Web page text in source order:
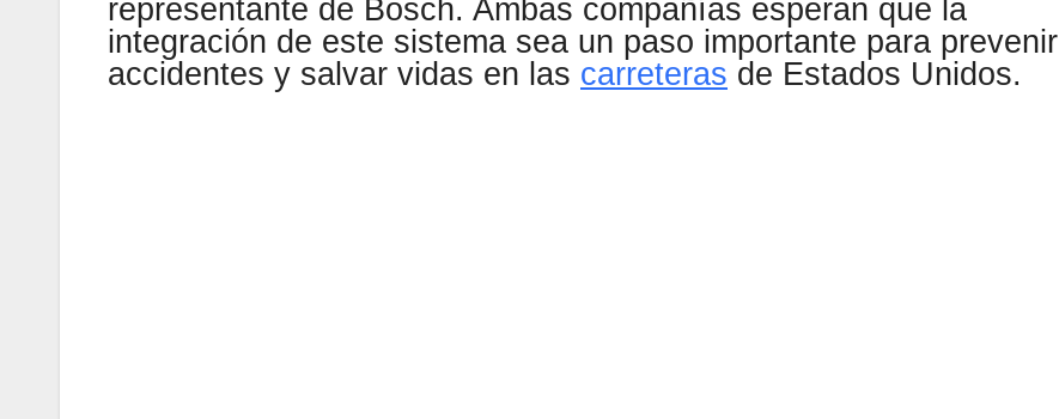
representante de Bosch. Ambas compañías esperan que la
integración de este sistema sea un paso importante para prevenir
accidentes y salvar vidas en las carreteras de Estados Unidos.